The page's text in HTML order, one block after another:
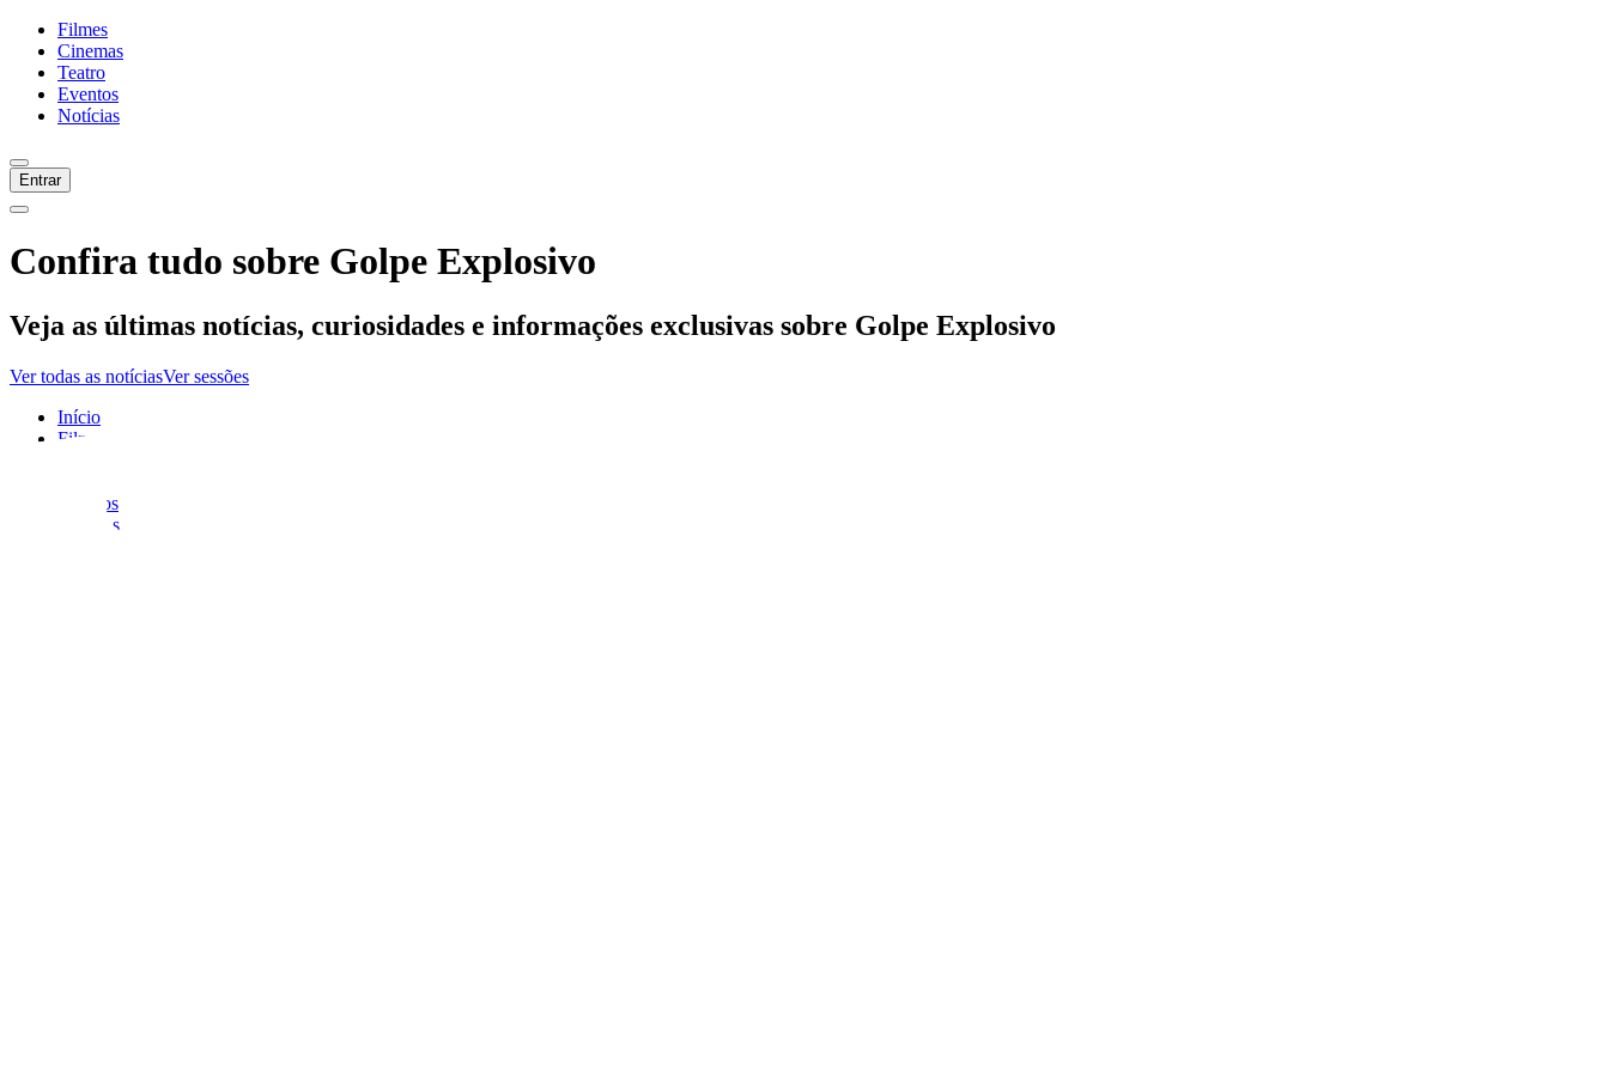
Filmes
Cinemas
Teatro
Eventos
Notícias
Entrar
Confira tudo sobre Golpe Explosivo
Veja as últimas notícias, curiosidades e informações exclusivas sobre Golpe Explosivo
Ver todas as notíciasVer sessões
Início
Filmes
Eventos
Notícias